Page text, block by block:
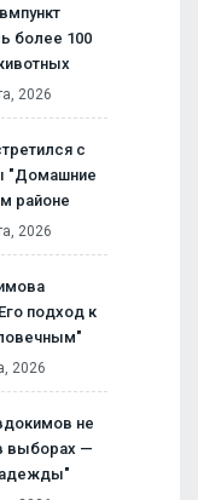
более 100
2026
с
"Домашние
районе
2026
подход к
2026
не
выборах —